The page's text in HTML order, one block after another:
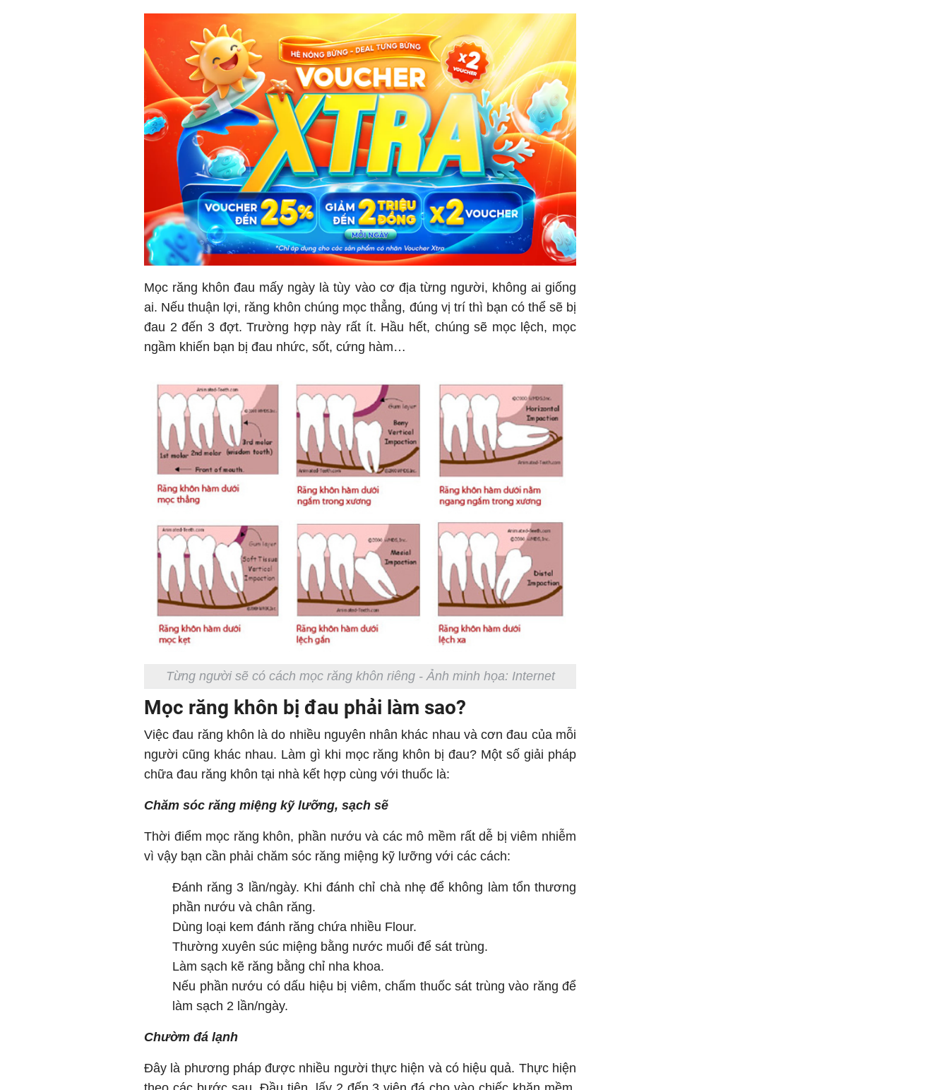
Mọc răng khôn đau mấy ngày là tùy vào cơ địa từng người, không ai giống
ai. Nếu thuận lợi, răng khôn chúng mọc thẳng, đúng vị trí thì bạn có thể sẽ bị
đau 2 đến 3 đợt. Trường hợp này rất ít. Hầu hết, chúng sẽ mọc lệch, mọc
ngầm khiến bạn bị đau nhức, sốt, cứng hàm…
Từng người sẽ có cách mọc răng khôn riêng - Ảnh minh họa: Internet
Mọc răng khôn bị đau phải làm sao?
Việc đau răng khôn là do nhiều nguyên nhân khác nhau và cơn đau của mỗi
người cũng khác nhau. Làm gì khi mọc răng khôn bị đau? Một số giải pháp
chữa đau răng khôn tại nhà kết hợp cùng với thuốc là:
Chăm sóc răng miệng kỹ lưỡng, sạch sẽ
Thời điểm mọc răng khôn, phần nướu và các mô mềm rất dễ bị viêm nhiễm
vì vậy bạn cần phải chăm sóc răng miệng kỹ lưỡng với các cách:
Đánh răng 3 lần/ngày. Khi đánh chỉ chà nhẹ để không làm tổn thương
phần nướu và chân răng.
Dùng loại kem đánh răng chứa nhiều Flour.
Thường xuyên súc miệng bằng nước muối để sát trùng.
Làm sạch kẽ răng bằng chỉ nha khoa.
Nếu phần nướu có dấu hiệu bị viêm, chấm thuốc sát trùng vào răng để
làm sạch 2 lần/ngày.
Chườm đá lạnh
Đây là phương pháp được nhiều người thực hiện và có hiệu quả. Thực hiện